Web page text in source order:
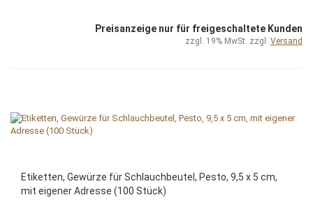
Preisanzeige nur für freigeschaltete Kunden
zzgl. 19% MwSt. zzgl. Versand
Etiketten, Gewürze für Schlauchbeutel, Pesto, 9,5 x 5 cm,
mit eigener Adresse (100 Stück)